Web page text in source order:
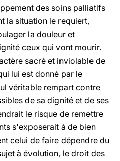
des soins palliatifs
la situation le requiert,
la douleur et
ceux qui vont mourir.
sacré et inviolable de
lui est donné par le
véritable rempart contre
de sa dignité et de ses
le risque de remettre
s'exposerait à de bien
celui de faire dépendre du
à évolution, le droit des